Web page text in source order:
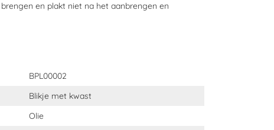
en kun je het leer met een zachte doek
en plakt niet na het aanbrengen en
BPL00002
Blikje met kwast
Olie